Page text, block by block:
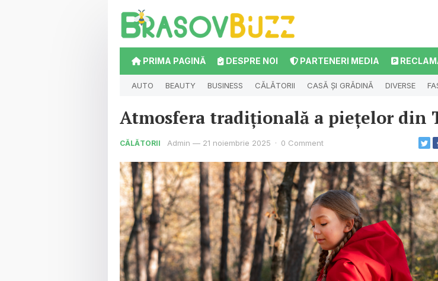
PRIMA PAGINĂ DESPRE NOI PARTENERI MEDIA
AUTO BEAUTY BUSINESS CĂLĂTORII CASĂ ȘI GRĂDINĂ DIVERSE
Atmosfera tradițională a piețelor din
CĂLĂTORII Admin — 21 noiembrie 2025 · 0 Comment